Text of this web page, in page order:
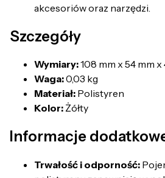
akcesoriów oraz narzędzi.
Szczegóły
Wymiary:108 mm x 54 mm x
Waga:0,03 kg
Materiał: Polistyren
Kolor: Żółty
Informacje
Trwałość i odporność: